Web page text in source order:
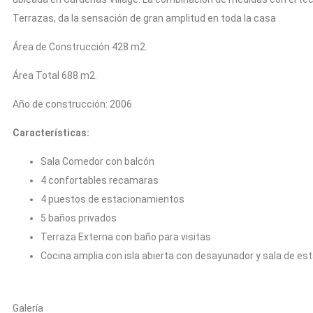
Terrazas, da la sensación de gran amplitud en toda la casa
Área de Construcción 428 m2.
Área Total 688 m2.
Año de construcción: 2006
Características:
Sala Comedor con balcón
4 confortables recamaras
4 puestos de estacionamientos
5 baños privados
Terraza Externa con baño para visitas
Cocina amplia con isla abierta con desayunador y sala de
Galería